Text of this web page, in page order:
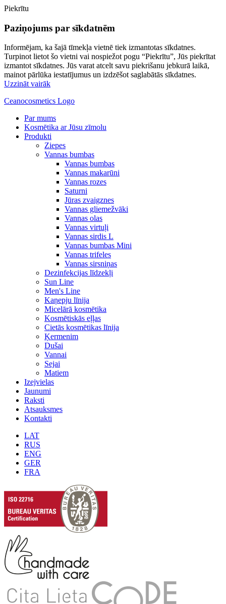
Piekrītu
Paziņojums par sīkdatnēm
Informējam, ka šajā tīmekļa vietnē tiek izmantotas sīkdatnes.
Turpinot lietot šo vietni vai nospiežot pogu “Piekrītu”, Jūs piekrītat
izmantot sīkdatnes. Jūs varat atcelt savu piekrišanu jebkurā laikā,
mainot pārlūka iestatījumus un izdzēšot saglabātās sīkdatnes.
Uzzināt vairāk
Ceanocosmetics Logo
Par mums
Kosmētika ar Jūsu zīmolu
Produkti
Ziepes
Vannas bumbas
Vannas bumbas
Vannas makarūni
Vannas rozes
Saturni
Jūras zvaigznes
Vannas gliemežvāki
Vannas olas
Vannas virtuļi
Vannas sirdis L
Vannas bumbas Mini
Vannas trifeles
Vannas sirsniņas
Dezinfekcijas līdzekļi
Sun Line
Men's Line
Kaņepju līnija
Micelārā kosmētika
Kosmētiskās eļļas
Cietās kosmētikas līnija
Ķermenim
Dušai
Vannai
Sejai
Matiem
Izejvielas
Jaunumi
Raksti
Atsauksmes
Kontakti
LAT
RUS
ENG
GER
FRA